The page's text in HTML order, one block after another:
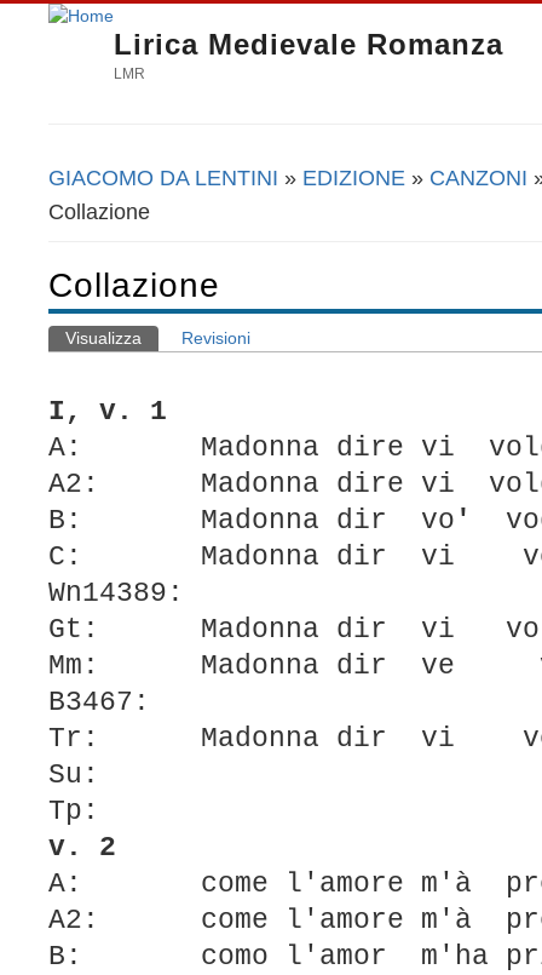
Lirica Medievale Romanza
LMR
Tu sei qui
GIACOMO DA LENTINI » EDIZIONE » CANZONI
Collazione
Collazione
Schede primarie
Visualizza (scheda attiva)
Revisioni
I, v. 1
A: Madonna dire vi
A2: Madonna dire vi
B: Madonna dir vo '
C: Madonna dir vi
Wn14389:
Gt: Madonna dir vi
Mm: Madonna dir ve
B3467:
Tr: Madonna dir vi
Su:
Tp:
v. 2
A: come l'amore m'à
A2: come l'amore m'à
B: como l'amor m'ha